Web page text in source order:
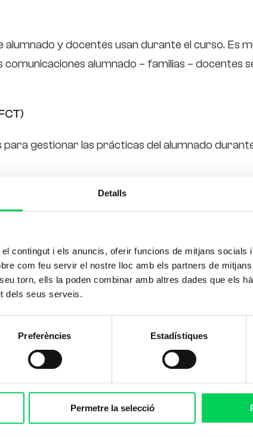
Detalls
contingut i els anuncis, oferir funcions de mitjans socials
com feu servir el nostre lloc amb els partners de
torn, ells la poden combinar amb altres dades que els
dels seus serveis.
Preferències Estadístiques
Permetre la selecció
y docentes usan durante el curso. Es
alumnado – familias – docentes
gestionar las prácticas del alumnado
necesarios para hacer el
en Guía del medio natural y de tiempo libre, hace
funcionamiento y peculiaridades.
documentación, conocimientos… para
trabajar de Vitae y que en todos los centros,
estándares de calidad.